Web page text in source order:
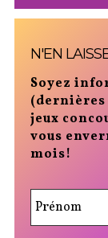
N'EN
Soyez
(dernières
jeux
vous
mois!